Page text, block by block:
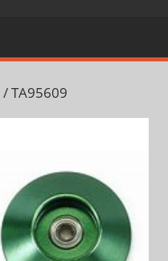
/ TA95609